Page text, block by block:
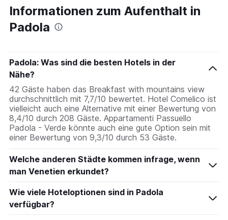
Informationen zum Aufenthalt in
Padola
Padola: Was sind die besten Hotels in der
Nähe?
42 Gäste haben das Breakfast with mountains view
durchschnittlich mit 7,7/10 bewertet. Hotel Comelico ist
vielleicht auch eine Alternative mit einer Bewertung von
8,4/10 durch 208 Gäste. Appartamenti Passuello
Padola - Verde könnte auch eine gute Option sein mit
einer Bewertung von 9,3/10 durch 53 Gäste.
Welche anderen Städte kommen infrage, wenn
man Venetien erkundet?
Wie viele Hoteloptionen sind in Padola
verfügbar?